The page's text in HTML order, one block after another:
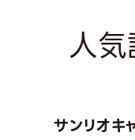
人
サンリオキ